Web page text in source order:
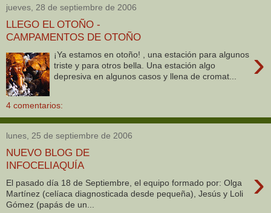
jueves, 28 de septiembre de 2006
LLEGO EL OTOÑO -
CAMPAMENTOS DE OTOÑO
›
¡Ya estamos en otoño! , una estación para algunos
triste y para otros bella. Una estación algo
depresiva en algunos casos y llena de cromat...
4 comentarios:
lunes, 25 de septiembre de 2006
NUEVO BLOG DE
INFOCELIAQUÍA
›
El pasado día 18 de Septiembre, el equipo formado por: Olga
Martínez (celíaca diagnosticada desde pequeña), Jesús y Loli
Gómez (papás de un...